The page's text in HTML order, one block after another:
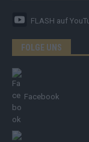
FLASH auf
FOLGE UNS
Facebook